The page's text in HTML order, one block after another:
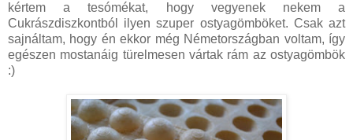
kértem a tesómékat, hogy vegyenek nekem a
Cukrászdiszkontból ilyen szuper ostyagömböket. Csak azt
sajnáltam, hogy én ekkor még Németországban voltam, így
egészen mostanáig türelmesen vártak rám az ostyagömbök
:)